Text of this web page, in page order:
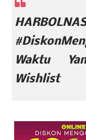
HARBOLNAS
Waktu
Wishlist